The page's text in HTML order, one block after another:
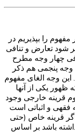
را بپذیریم در
شود تعارض و تنافی
چهار وجه مطرح
وجه پنجمی هم ذکر
وجه الغای مفهوم
یکی از آنها
قرینه خارجی وجود
فقهی و اثباتی است
قرینه خاص (حتی
باشد بر اساس